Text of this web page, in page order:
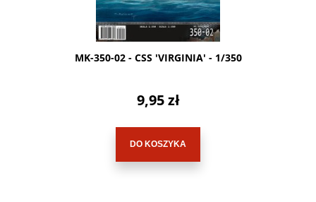
MK-350-02 - CSS 'VIRGINIA' - 1/350
9,95 zł
DO KOSZYKA